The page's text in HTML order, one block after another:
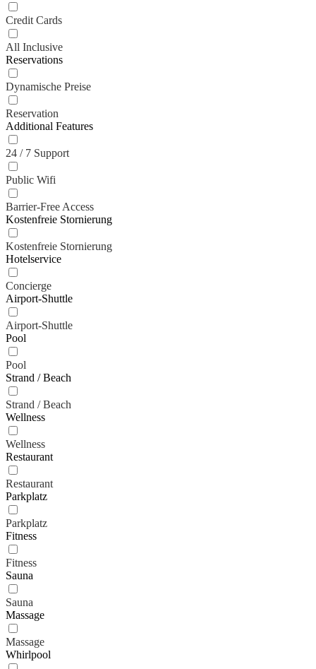
Credit Cards
All Inclusive
Reservations
Dynamische Preise
Reservation
Additional Features
24 / 7 Support
Public Wifi
Barrier-Free Access
Kostenfreie Stornierung
Kostenfreie Stornierung
Hotelservice
Concierge
Airport-Shuttle
Airport-Shuttle
Pool
Pool
Strand / Beach
Strand / Beach
Wellness
Wellness
Restaurant
Restaurant
Parkplatz
Parkplatz
Fitness
Fitness
Sauna
Sauna
Massage
Massage
Whirlpool